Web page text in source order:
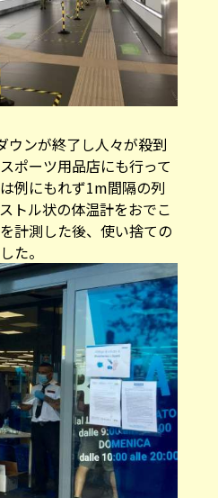
ウンが終了し人々が殺到
ポーツ用品店にも行って
例にもれず1m間隔の列
トル状の体温計をおでこ
計測した後、使い捨ての
た。